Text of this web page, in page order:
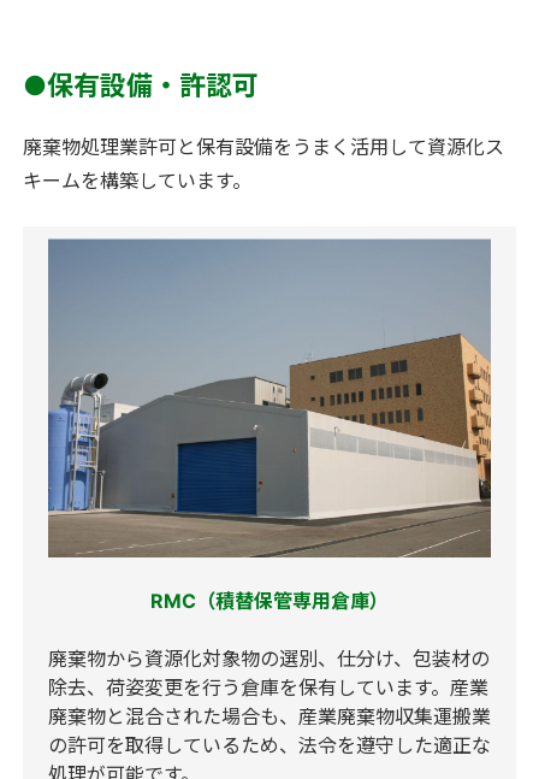
●保有設備・許認可
廃棄物処理業許可と保有設備をうまく活用して資源化ス
キームを構築しています。
RMC（積替保管専用倉庫）
廃棄物から資源化対象物の選別、仕分け、包装材の
除去、荷姿変更を行う倉庫を保有しています。産業
廃棄物と混合された場合も、産業廃棄物収集運搬業
の許可を取得しているため、法令を遵守した適正な
処理が可能です。